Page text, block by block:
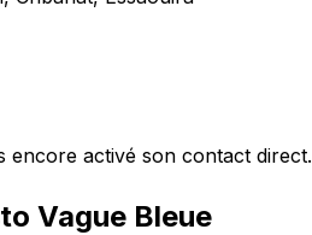
encore activé son contact direct.
Vague Bleue